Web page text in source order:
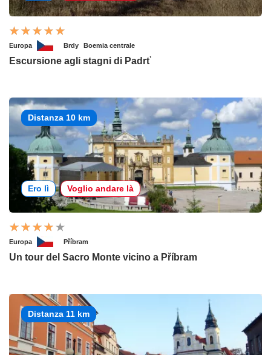
Europa Brdy Boemia centrale
Escursione agli stagni di Padrť
Distanza 10 km
Ero lì Voglio andare là
Europa Příbram
Un tour del Sacro Monte vicino a Příbram
Distanza 11 km